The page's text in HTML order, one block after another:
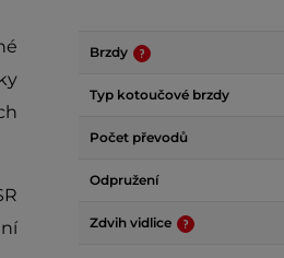
Brzdy
Typ kotoučové brzdy
Počet převodů
Odpružení
Zdvih vidlice